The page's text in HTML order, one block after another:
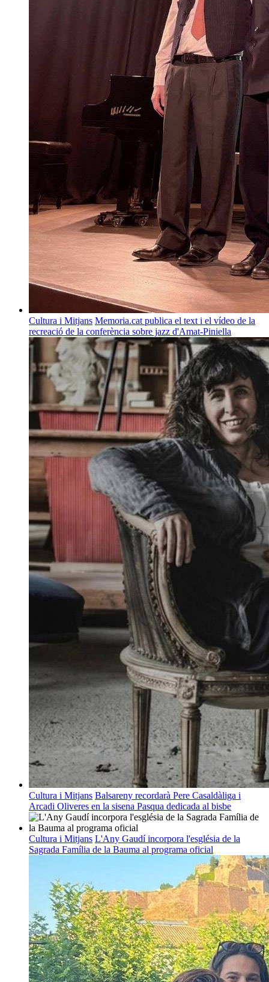
Cultura i Mitjans Memoria.cat publica el text i el vídeo de la
recreació de la conferència sobre jazz d'Amat-Piniella
Cultura i Mitjans Balsareny recordarà Pere Casaldàliga i
Arcadi Oliveres en la sisena Pasqua dedicada al bisbe
Cultura i Mitjans L'Any Gaudí incorpora l'església de la
Sagrada Família de la Bauma al programa oficial